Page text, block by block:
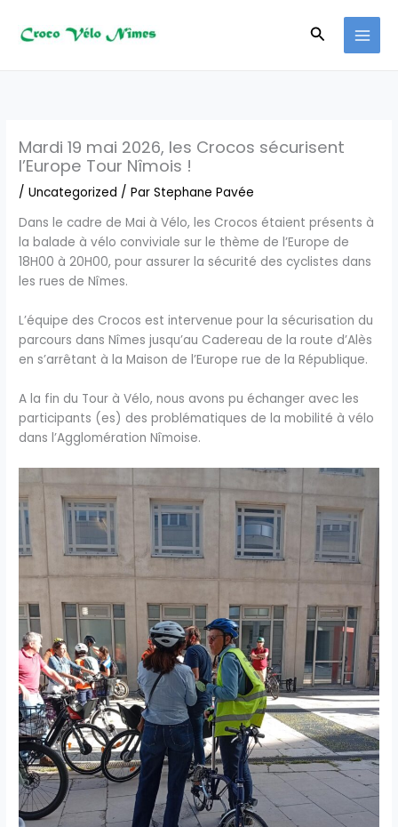
contenu
Mardi 19 mai 2026, les Crocos sécurisent
l’Europe Tour Nîmois !
/Uncategorized / ParStephane Pavée
Dans le cadre de Mai à Vélo, les Crocos étaient présents à
la balade à vélo conviviale sur le thème de l’Europe de
18H00 à 20H00, pour assurer la sécurité des cyclistes dans
les rues de Nîmes.
L’équipe des Crocos est intervenue pour la sécurisation du
parcours dans Nîmes jusqu’au Cadereau de la route d’Alès
en s’arrêtant à la Maison de l’Europe rue de la République.
A la fin du Tour à Vélo, nous avons pu échanger avec les
participants (es) des problématiques de la mobilité à vélo
dans l’Agglomération Nîmoise.